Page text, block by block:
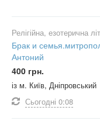
Релігійна, езотерична
Брак и
Антоний
400 грн.
із м. Київ, Дніпровський
Сьогодні 0:08